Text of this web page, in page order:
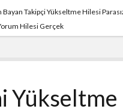
Takipçi Yükseltme Hilesi
Hilesi Gerçek